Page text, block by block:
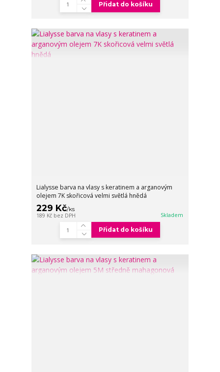
Přidat do košíku
Lialysse barva na vlasy s keratinem a arganovým
olejem 7K skořicová velmi světlá hnědá
229 Kč/ks
189 Kč bez DPH Skladem
Přidat do košíku